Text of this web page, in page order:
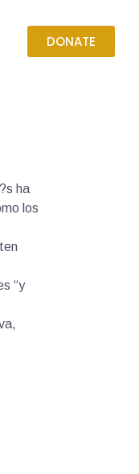
DONATE
ha
los
“y